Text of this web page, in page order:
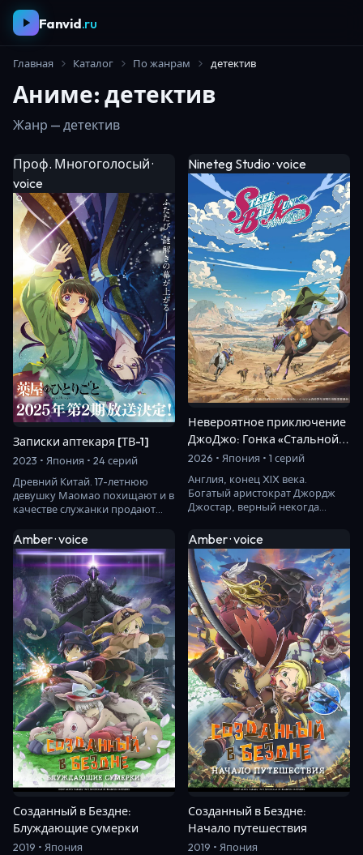
Fanvid.ru
Главная Каталог По жанрам детектив
Аниме: детектив
Жанр — детектив
Проф. Многоголосый ·
voice
Записки аптекаря [ТВ-1]
2023 • Япония • 24 серий
Древний Китай. 17-летнюю
девушку Маомао похищают и в
качестве служанки продают
Однажды она узнаё…
Nineteg Studio · voice
Невероятное приключение
ДжоДжо: Гонка «Стальной
шар»
2026 • Япония • 1 серий
Англия, конец XIX века.
Богатый аристократ Джордж
Джостар, верный некогда
в семью осиротевшего…
Amber · voice
Созданный в Бездне:
Блуждающие сумерки
2019 • Япония
Amber · voice
Созданный в Бездне:
Начало путешествия
2019 • Япония